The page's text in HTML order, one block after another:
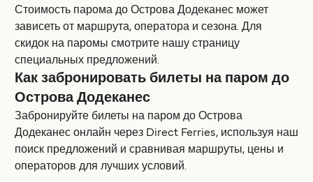
Стоимость парома до Острова Додеканес может
зависеть от маршрута, оператора и сезона. Для
скидок на паромы смотрите нашу страницу
специальных предложений.
Как забронировать билеты на паром до
Острова Додеканес
Забронируйте билеты на паром до Острова
Додеканес онлайн через Direct Ferries, используя наш
поиск предложений и сравнивая маршруты, цены и
операторов для лучших условий.